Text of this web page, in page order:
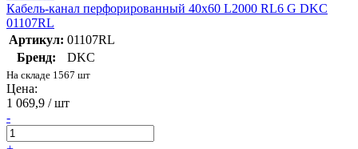
Кабель-канал перфорированный 40х60 L2000 RL6 G DKC
01107RL
Артикул: 01107RL
Бренд:
DKC
На складе 1567 шт
Цена:
1 069,9 / шт
-